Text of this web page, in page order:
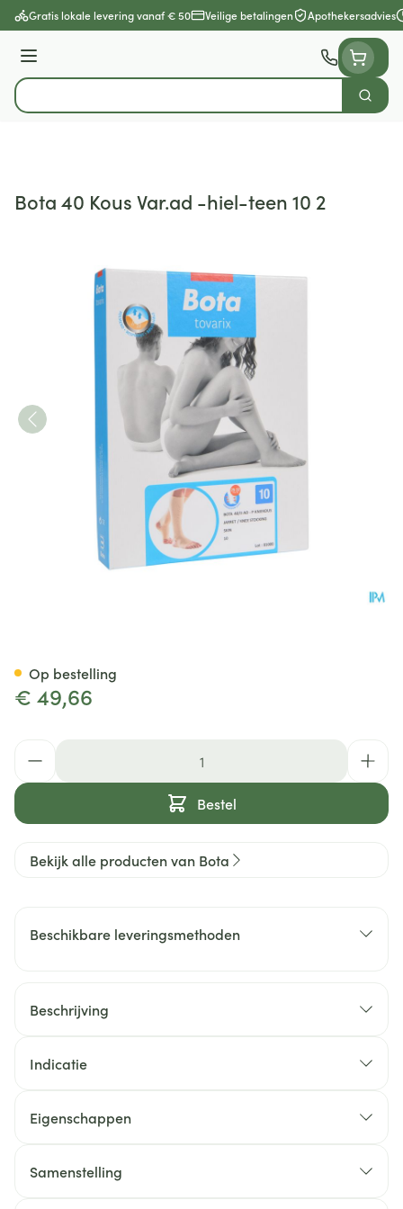
Ga naar de inhoud
Gratis lokale levering vanaf € 50 Veilige betalingen Apothekersadvies
Menu
Product, merk, categorie...
Zoek
Bota 40 Kous Var.ad -hiel-teen 10 2
€ 49,66
Bestel
Op bestelling
Bekijk alle producten van Bota
Beschikbare leveringsmethoden
Beschrijving
Indicatie
Eigenschappen
Samenstelling